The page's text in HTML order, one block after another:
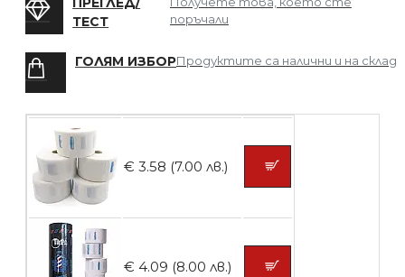
Четка за боядисване
ТЕСТ
поръчали
ГОЛЯМ ИЗБОРПродуктите са налични и на склад
€ 3.58 (7.00 лв.)
€ 4.09 (8.00 лв.)